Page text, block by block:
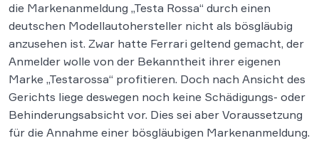
die Markenanmeldung „Testa Rossa“ durch einen
deutschen Modellautohersteller nicht als bösgläubig
anzusehen ist. Zwar hatte Ferrari geltend gemacht, der
Anmelder wolle von der Bekanntheit ihrer eigenen
Marke „Testarossa“ profitieren. Doch nach Ansicht des
Gerichts liege deswegen noch keine Schädigungs- oder
Behinderungsabsicht vor. Dies sei aber Voraussetzung
für die Annahme einer bösgläubigen Markenanmeldung.